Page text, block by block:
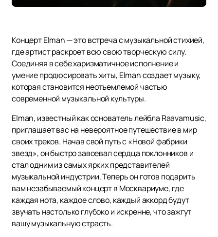
Концерт Elman — это встреча с музыкальной стихией,
где артист раскроет всю свою творческую силу.
Соединяя в себе харизматичное исполнение и
умение продюсировать хиты, Elman создает музыку,
которая становится неотъемлемой частью
современной музыкальной культуры.
Еlman, известный как основатель лейбла Raavamusic,
приглашает вас на невероятное путешествие в мир
своих треков. Начав свой путь с «Новой фабрики
звезд», он быстро завоевал сердца поклонников и
стал одним из самых ярких представителей
музыкальной индустрии. Теперь он готов подарить
вам незабываемый концерт в Москвариуме, где
каждая нота, каждое слово, каждый аккорд будут
звучать настолько глубоко и искренне, что зажгут
вашу музыкальную страсть.